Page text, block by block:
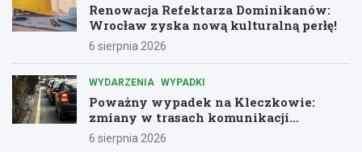
Renowacja Refektarza Dominikanów:
Wrocław zyska nową kulturalną perłę!
6 sierpnia 2026
WYDARZENIA WYPADKI
Poważny wypadek na Kleczkowie:
zmiany w trasach komunikacji
miejskiej
6 sierpnia 2026